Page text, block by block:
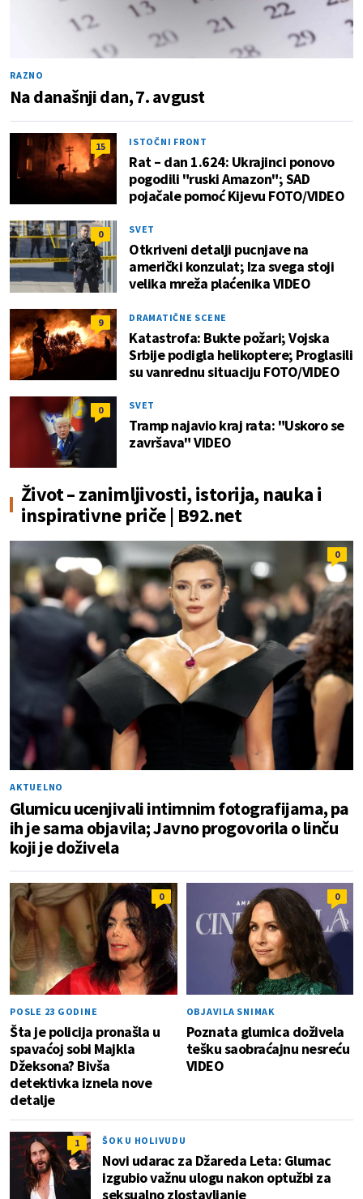
RAZNO
Na današnji dan, 7. avgust
15 ISTOČNI FRONT
Rat – dan 1.624: Ukrajinci ponovo
pogodili "ruski Amazon"; SAD
pojačale pomoć Kijevu FOTO/VIDEO
0 SVET
Otkriveni detalji pucnjave na
američki konzulat; Iza svega stoji
velika mreža plaćenika VIDEO
9 DRAMATIČNE SCENE
Katastrofa: Bukte požari; Vojska
Srbije podigla helikoptere; Proglasili
su vanrednu situaciju FOTO/VIDEO
0 SVET
Tramp najavio kraj rata: "Uskoro se
završava" VIDEO
Život – zanimljivosti, istorija, nauka i
inspirativne priče | B92.net
0
AKTUELNO
Glumicu ucenjivali intimnim fotografijama, pa
ih je sama objavila; Javno progovorila o linču
koji je doživela
0
POSLE 23 GODINE
Šta je policija pronašla u
spavaćoj sobi Majkla
Džeksona? Bivša
detektivka iznela nove
detalje
0
OBJAVILA SNIMAK
Poznata glumica doživela
tešku saobraćajnu nesreću
VIDEO
1 ŠOK U HOLIVUDU
Novi udarac za Džareda Leta: Glumac
izgubio važnu ulogu nakon optužbi za
seksualno zlostavljanje